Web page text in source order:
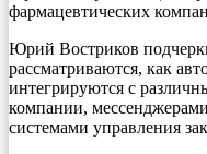
фармацевтических
Юрий Востриков
рассматриваются, как
интегрируются с
компании,
системами управления